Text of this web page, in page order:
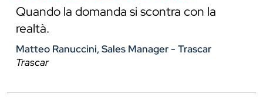
Quando la domanda si scontra con la
realtà.
Matteo Ranuccini, Sales Manager - Trascar
Trascar